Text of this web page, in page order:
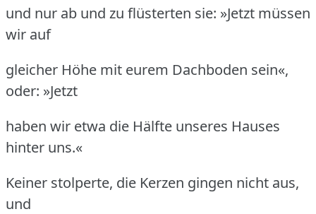
und nur ab und zu flüsterten sie: »Jetzt müssen
wir auf
gleicher Höhe mit eurem Dachboden sein«,
oder: »Jetzt
haben wir etwa die Hälfte unseres Hauses
hinter uns.«
Keiner stolperte, die Kerzen gingen nicht aus,
und